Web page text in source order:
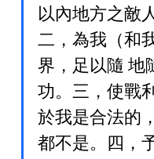
以內地方之敵
二，為我（和
界，足以隨 地
功。三，使戰
於我是合法的
都不是。四，